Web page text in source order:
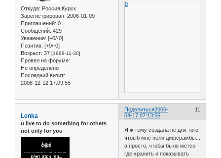
Откуда: Россия,Курск
Зарегистрирован: 2006-01-09
Приглашений: 0
Сообщений: 429
Уважение: [+0/-0]
Позитив: [+0/-0]
Возраст: 37 [1988-11-30]
Провел на форуме:
Не определено
Последний визит:
2008-12-12 17:09:55
0
Поделиться 11
2006-
04-17 07:13:56
Lenka
u live to do something for others
not only for you
Я ж тему создала не для того,
чтоыб мне пели диферамбы...
а просто, чтобы было метсо
где хранить и показывать